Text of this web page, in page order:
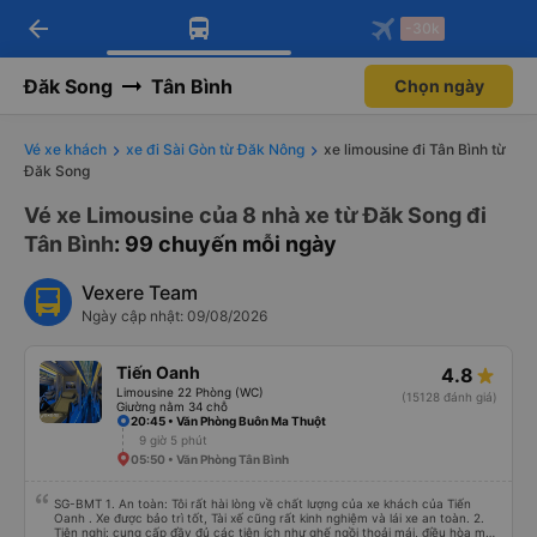
Tải app Vexere ngay!
Nhận ưu đãi thành viên độc
Mở app
Tải app Vexere
-30k/ghế khi đặt vé máy bay qua
Mở app
arrow_back -30k
Đăk Song Tân Bình Chọn ngày
Vé xe khách xe đi Sài Gòn từ Đăk Nông
xe limousine đi Tân Bình từ
Đăk Song
Vé xe Limousine của 8 nhà xe từ Đăk Song đi
Tân Bình: 99 chuyến mỗi ngày
Vexere Team
Ngày cập nhật: 09/08/2026
Tiến Oanh
Limousine 22 Phòng (WC)
Giường nằm 34 chỗ
4.8
(15128 đánh giá)
20:45 • Văn Phòng Buôn Ma Thuột
9 giờ 5 phút
05:50 • Văn Phòng Tân Bình
SG-BMT 1. An toàn: Tôi rất hài lòng về chất lượng của xe khách của Tiến
Oanh . Xe được bảo trì tốt, Tài xế cũng rất kinh nghiệm và lái xe an toàn. 2.
Tiện nghi: cung cấp đầy đủ các tiện ích như ghế ngồi thoải mái, điều hòa mát